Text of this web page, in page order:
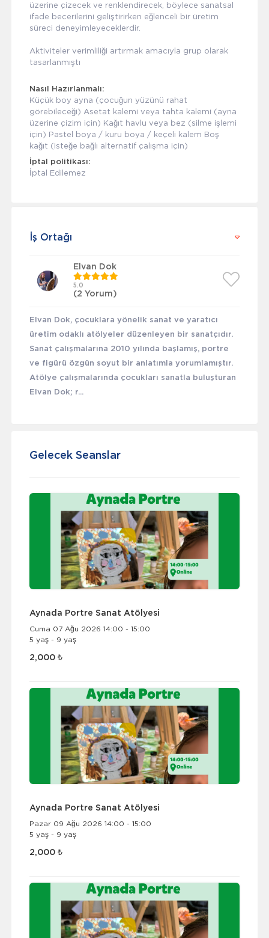
üzerine çizecek ve renklendirecek, böylece sanatsal
ifade becerilerini geliştirirken eğlenceli bir üretim
süreci deneyimleyeceklerdir.
Aktiviteler verimliliği artırmak amacıyla grup olarak
tasarlanmıştı
Nasıl Hazırlanmalı:
Küçük boy ayna (çocuğun yüzünü rahat
görebileceği) Asetat kalemi veya tahta kalemi (ayna
üzerine çizim için) Kağıt havlu veya bez (silme işlemi
için) Pastel boya / kuru boya / keçeli kalem Boş
kağıt (isteğe bağlı alternatif çalışma için)
İptal politikası:
İptal Edilemez
İş Ortağı
Elvan Dok
5.0
(2 Yorum)
Elvan Dok, çocuklara yönelik sanat ve yaratıcı
üretim odaklı atölyeler düzenleyen bir sanatçıdır.
Sanat çalışmalarına 2010 yılında başlamış, portre
ve figürü özgün soyut bir anlatımla yorumlamıştır.
Atölye çalışmalarında çocukları sanatla buluşturan
Elvan Dok; r...
Gelecek Seanslar
Aynada Portre Sanat Atölyesi
Cuma 07 Ağu 2026 14:00 - 15:00
5 yaş - 9 yaş
2,000 ₺
Aynada Portre Sanat Atölyesi
Pazar 09 Ağu 2026 14:00 - 15:00
5 yaş - 9 yaş
2,000 ₺